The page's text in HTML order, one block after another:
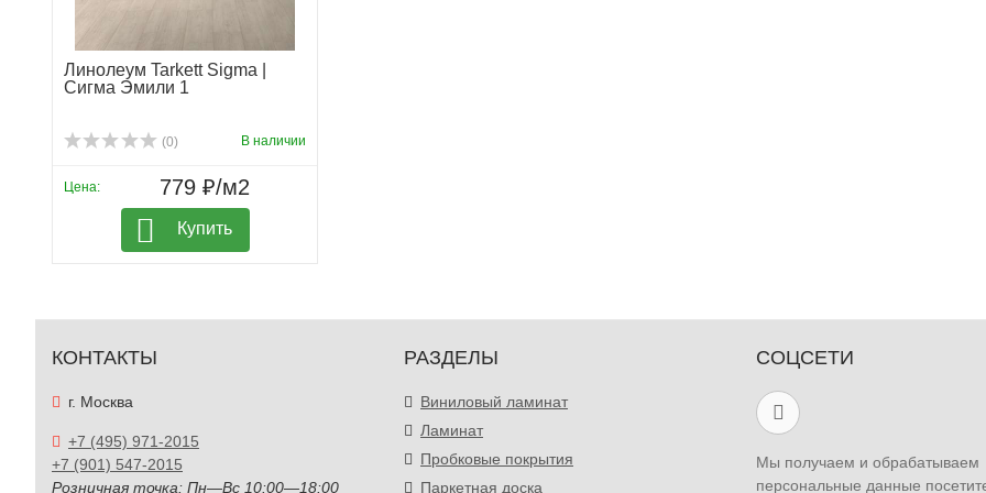
Линолеум Tarkett Sigma |
Сигма Эмили 1
(0) В наличии
Цена: 779 ₽/м2
Купить
КОНТАКТЫ
г. Москва
+7 (495) 971-2015
+7 (901) 547-2015
Розничная точка: Пн—Вс 10:00—18:00
РАЗДЕЛЫ
Виниловый ламинат
Ламинат
Пробковые покрытия
Паркетная доска
СОЦСЕТИ
Мы получаем и обрабатываем
персональные данные